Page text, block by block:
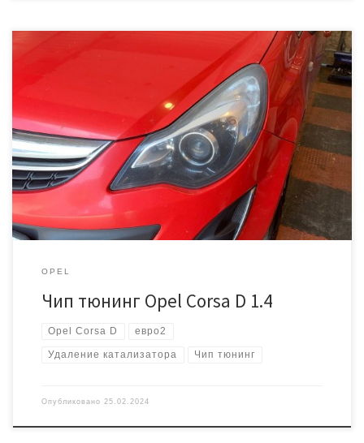
В этом отчёте расскажем как удалить катализатор и правильно
прошить Opel Corsa D с мотором 1.4. Начинаем с идентификации.
Это дает понять, что на авто установлен блок ACDelco E83.
Софт 12637490_55577895_55576841_55577879 Затем работаем с
прошивкой, отключаем катализатор и второй кислородный
датчик. Немного прибавляем мощности и записываем обратно
через диагностический разъем […]
OPEL
Чип тюнинг Opel Corsa D 1.4
Opel Corsa D евро2
Удаление катализатора Чип тюнинг
Опубликовано 25.02.2024